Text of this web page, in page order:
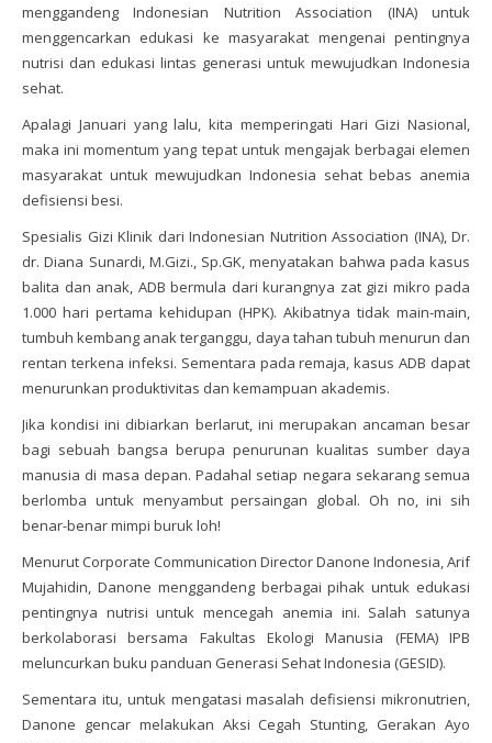
menggandeng Indonesian Nutrition Association (INA) untuk
menggencarkan edukasi ke masyarakat mengenai pentingnya
nutrisi dan edukasi lintas generasi untuk mewujudkan Indonesia
sehat.
Apalagi Januari yang lalu, kita memperingati Hari Gizi Nasional,
maka ini momentum yang tepat untuk mengajak berbagai elemen
masyarakat untuk mewujudkan Indonesia sehat bebas anemia
defisiensi besi.
Spesialis Gizi Klinik dari Indonesian Nutrition Association (INA), Dr.
dr. Diana Sunardi, M.Gizi., Sp.GK, menyatakan bahwa pada kasus
balita dan anak, ADB bermula dari kurangnya zat gizi mikro pada
1.000 hari pertama kehidupan (HPK). Akibatnya tidak main-main,
tumbuh kembang anak terganggu, daya tahan tubuh menurun dan
rentan terkena infeksi. Sementara pada remaja, kasus ADB dapat
menurunkan produktivitas dan kemampuan akademis.
Jika kondisi ini dibiarkan berlarut, ini merupakan ancaman besar
bagi sebuah bangsa berupa penurunan kualitas sumber daya
manusia di masa depan. Padahal setiap negara sekarang semua
berlomba untuk menyambut persaingan global. Oh no, ini sih
benar-benar mimpi buruk loh!
Menurut Corporate Communication Director Danone Indonesia, Arif
Mujahidin, Danone menggandeng berbagai pihak untuk edukasi
pentingnya nutrisi untuk mencegah anemia ini. Salah satunya
berkolaborasi bersama Fakultas Ekologi Manusia (FEMA) IPB
meluncurkan buku panduan Generasi Sehat Indonesia (GESID).
Sementara itu, untuk mengatasi masalah defisiensi mikronutrien,
Danone gencar melakukan Aksi Cegah Stunting, Gerakan Ayo